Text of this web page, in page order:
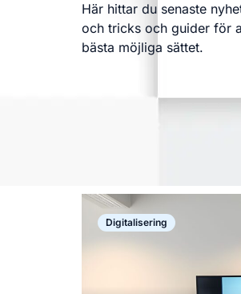
Här hittar du senaste
och tricks och guider för
bästa möjliga sättet.
Digitalisering